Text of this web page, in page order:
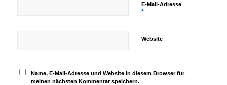
E-Mail-Adresse
*
Website
Name, E-Mail-Adresse und Website in diesem Browser für
meinen nächsten Kommentar speichern.